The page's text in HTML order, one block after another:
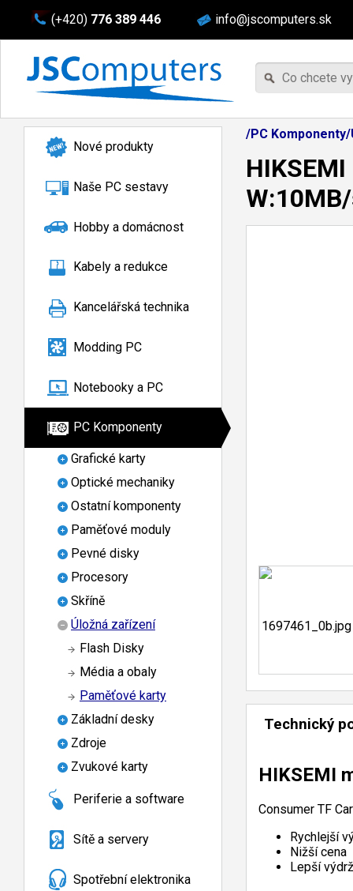
(+420) 776 389 446 info@jscomputers.sk
Nové produkty
Naše PC sestavy
Hobby a domácnost
Kabely a redukce
Kancelářská technika
Modding PC
Notebooky a PC
PC Komponenty
Grafické karty
Optické mechaniky
Ostatní komponenty
Paměťové moduly
Pevné disky
Procesory
Skříně
Úložná zařízení
Flash Disky
Média a obaly
Paměťové karty
Základní desky
Zdroje
Zvukové karty
Periferie a software
Sítě a servery
Spotřební elektronika
/PC
Technický
HIKSEMI
Consumer TF
Rychlejší
Nižší cena
Lepší výdrž